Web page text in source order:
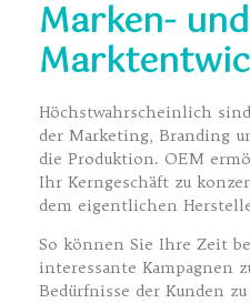
Marken- und
Höchstwahrscheinlich
der Marketing, Branding
die Produktion. OEM
Ihr Kerngeschäft zu
dem eigentlichen
So können Sie Ihre Zeit
interessante Kampagnen
Bedürfnisse der Kunden